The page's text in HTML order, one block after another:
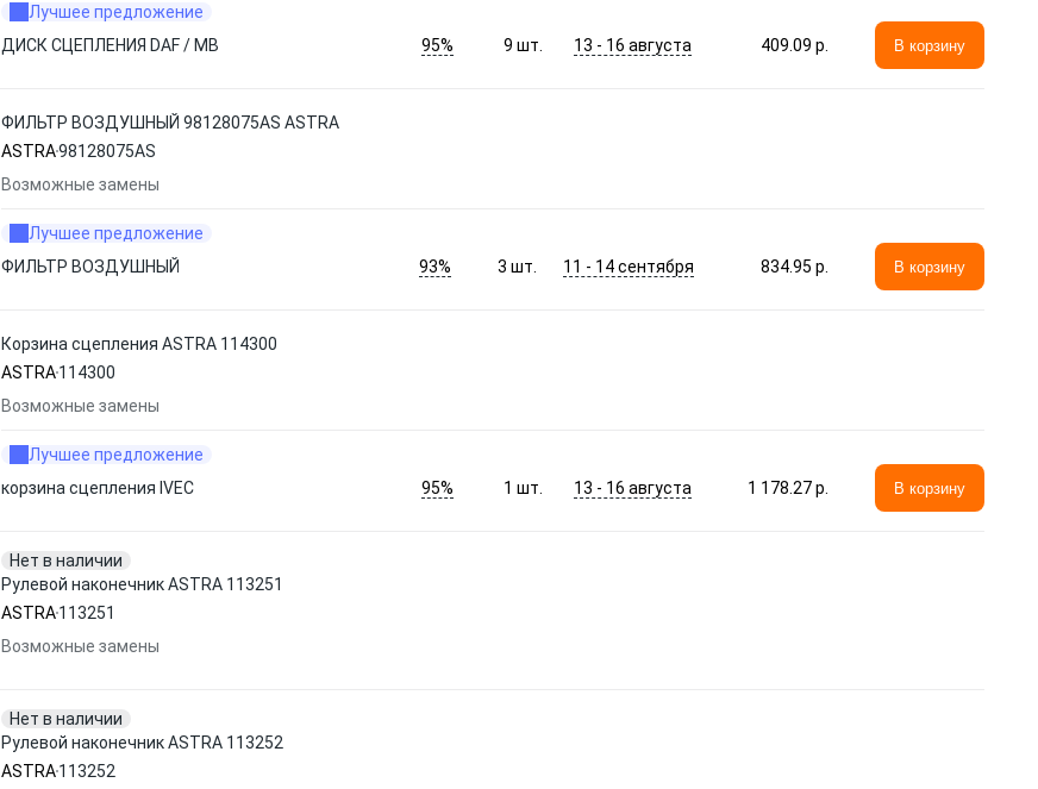
Лучшее предложение
ДИСК СЦЕПЛЕНИЯ DAF / MB
95% 9 шт. 13 - 16 августа 409.09 p. В корзину
ФИЛЬТР ВОЗДУШНЫЙ 98128075AS ASTRA
ASTRA98128075AS
Возможные замены
Лучшее предложение
ФИЛЬТР ВОЗДУШНЫЙ
93% 3шт. 11 - 14 сентября 834.95 p. В корзину
Корзина сцепления ASTRA 114300
ASTRA114300
Возможные замены
Лучшее предложение
корзина сцепления IVEC
95% 1 шт. 13 - 16 августа 1 178.27 p. В корзину
Нет в наличии
Рулевой наконечник ASTRA 113251
ASTRA113251
Возможные замены
Нет в наличии
Рулевой наконечник ASTRA 113252
ASTRA113252